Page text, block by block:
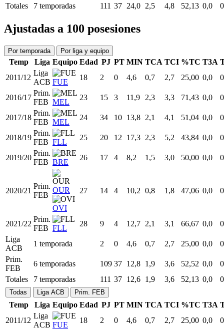
Totales
7 temporadas 111 37 24,0 2,5 4,8 52,13 0,0
Ajustadas a 100 posesiones
Por temporada Por liga y equipo
Temp Liga Equipo Edad PJ PT MIN TCA TCI %TC T3A
2011/12
Liga
ACB FUE
18 2 0 4,6 0,7 2,7 25,00 0,0
2016/17
Prim.
FEB MEL
23 15 3 11,9 2,3 3,3 71,43 0,0
2017/18
Prim.
FEB MEL
24 34 10 13,8 2,1 4,1 51,04 0,0
2018/19
Prim.
FEB FLL
25 20 12 17,3 2,3 5,2 43,84 0,0
2019/20
Prim.
FEB BRE
26 17 4 8,2 1,5 3,0 50,00 0,0
2020/21
Prim.
FEB
OUR
OVI
27 14 4 10,2 0,8 1,8 47,06 0,0
2021/22
Prim.
FEB FLL
28 9 4 12,7 2,1 3,1 66,67 0,0
Liga
ACB
1 temporada 2 0 4,6 0,7 2,7 25,00 0,0
Prim.
FEB
6 temporadas 109 37 12,8 1,9 3,6 52,52 0,0
Totales
7 temporadas 111 37 12,6 1,9 3,6 52,13 0,0
Todas Liga ACB Prim. FEB
Temp Liga Equipo Edad PJ PT MIN TCA TCI %TC T3A
2011/12
Liga
ACB FUE
18 2 0 4,6 0,7 2,7 25,00 0,0